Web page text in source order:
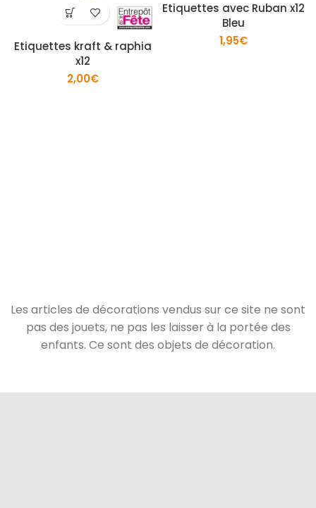
Etiquettes kraft & raphia
x12
2,00€
Etiquettes avec Ruban x12
Bleu
1,95€
Les articles de décorations vendus sur ce site ne sont
pas des jouets, ne pas les laisser à la portée des
enfants. Ce sont des objets de décoration.